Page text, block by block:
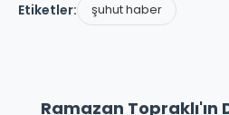
Etiketler: şuhut haber
Ramazan Topraklı'ın